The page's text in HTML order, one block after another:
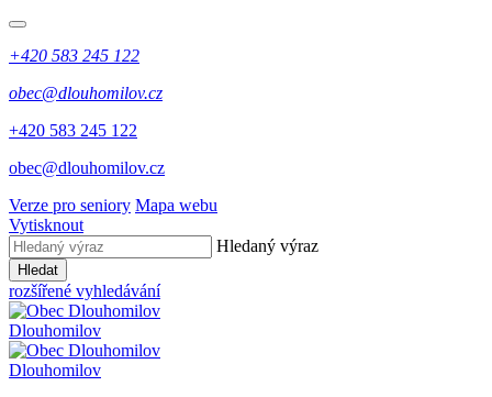
+420 583 245 122
obec@dlouhomilov.cz
+420 583 245 122
obec@dlouhomilov.cz
Verze pro seniory Mapa webu
Vytisknout
Hledaný výraz
Hledat
rozšířené vyhledávání
Dlouhomilov
Dlouhomilov